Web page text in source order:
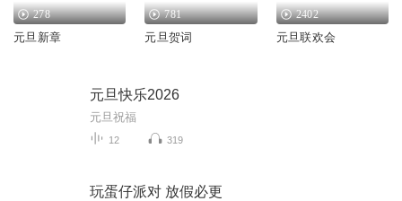
278
元旦新章
781
元旦贺词
2402
元旦联欢会
元旦快乐2026
元旦祝福
12 319
玩蛋仔派对 放假必更